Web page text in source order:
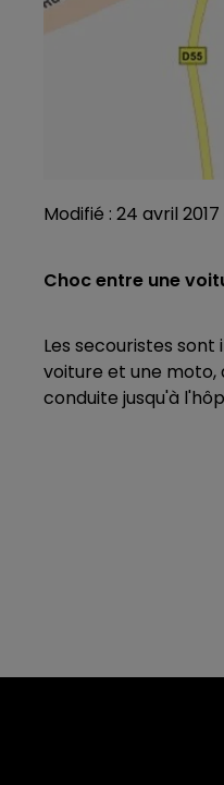
Modifié : 24 avril
Choc entre une
Les secouristes sont
voiture et une moto,
conduite jusqu'à